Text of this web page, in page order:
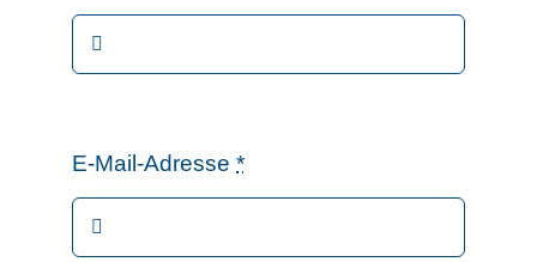
E-Mail-Adresse *